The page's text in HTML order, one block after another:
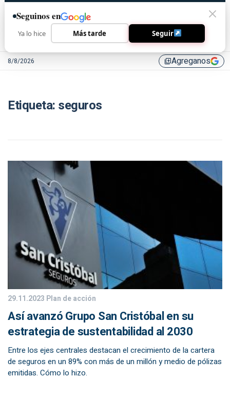
8/8/2026 library_addAgreganos
Etiqueta: seguros
29.11.2023 Plan de acción
Así avanzó Grupo San Cristóbal en su
estrategia de sustentabilidad al 2030
Entre los ejes centrales destacan el crecimiento de la cartera
de seguros en un 89% con más de un millón y medio de pólizas
emitidas. Cómo lo hizo.
Seguinos en
Ya lo hice Más tarde Seguir